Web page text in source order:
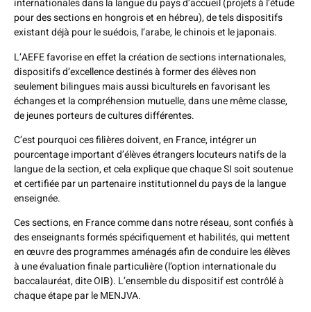
internationales dans la langue du pays d’accueil (projets à l’étude
pour des sections en hongrois et en hébreu), de tels dispositifs
existant déjà pour le suédois, l’arabe, le chinois et le japonais.
L’AEFE favorise en effet la création de sections internationales,
dispositifs d’excellence destinés à former des élèves non
seulement bilingues mais aussi biculturels en favorisant les
échanges et la compréhension mutuelle, dans une même classe,
de jeunes porteurs de cultures différentes.
C’est pourquoi ces filières doivent, en France, intégrer un
pourcentage important d’élèves étrangers locuteurs natifs de la
langue de la section, et cela explique que chaque SI soit soutenue
et certifiée par un partenaire institutionnel du pays de la langue
enseignée.
Ces sections, en France comme dans notre réseau, sont confiés à
des enseignants formés spécifiquement et habilités, qui mettent
en œuvre des programmes aménagés afin de conduire les élèves
à une évaluation finale particulière (l’option internationale du
baccalauréat, dite OIB). L’ensemble du dispositif est contrôlé à
chaque étape par le MENJVA.